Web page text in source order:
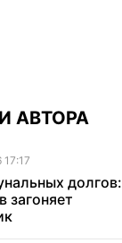
АВТОРА
долгов:
загоняет